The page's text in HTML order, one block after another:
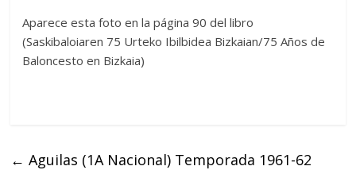
Aparece esta foto en la página 90 del libro
(Saskibaloiaren 75 Urteko Ibilbidea Bizkaian/75 Años de
Baloncesto en Bizkaia)
← Aguilas (1A Nacional) Temporada 1961-62